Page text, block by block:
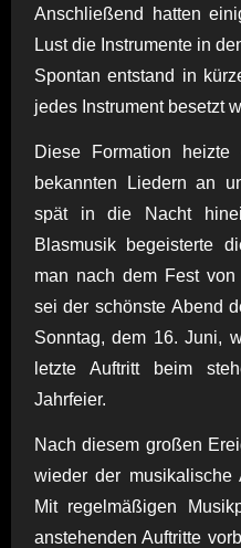
Anschließend hatten
Lust die Instrumente in
Spontan entstand in
jedes Instrument besetzt
Diese Formation
bekannten Liedern an
spät in die Nacht
Blasmusik begeisterte
man nach dem Fest
sei der schönste Abend
Sonntag, dem 16. Juni,
letzte Auftritt beim
Jahrfeier.
Nach diesem großen
wieder der musikalische
Mit regelmäßigen
anstehenden Auftritte